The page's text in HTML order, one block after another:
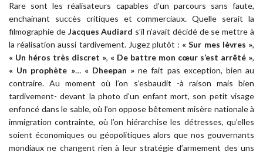
Rare sont les réalisateurs capables d’un parcours sans faute,
enchainant succès critiques et commerciaux. Quelle serait la
filmographie de Jacques Audiard s’il n’avait décidé de se mettre à
la réalisation aussi tardivement. Jugez plutôt : « Sur mes lèvres »,
« Un héros très discret », « De battre mon cœur s’est arrêté »,
« Un prophète »… « Dheepan » ne fait pas exception, bien au
contraire. Au moment où l’on s’esbaudit -à raison mais bien
tardivement- devant la photo d’un enfant mort, son petit visage
enfoncé dans le sable, où l’on oppose bêtement misère nationale à
immigration contrainte, où l’on hiérarchise les détresses, qu’elles
soient économiques ou géopolitiques alors que nos gouvernants
mondiaux ne changent rien à leur stratégie d’armement des uns